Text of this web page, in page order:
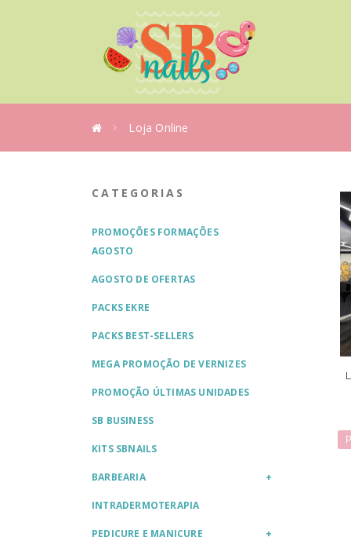
Loja Online
CATEGORIAS
PROMOÇÕES FORMAÇÕES
AGOSTO
AGOSTO DE OFERTAS
PACKS EKRE
PACKS BEST-SELLERS
MEGA PROMOÇÃO DE VERNIZES
PROMOÇÃO ÚLTIMAS UNIDADES
SB BUSINESS
KITS SBNAILS
BARBEARIA
INTRADERMOTERAPIA
PEDICURE E MANICURE